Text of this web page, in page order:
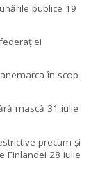
publice 19
în scop
mască 31 iulie
precum și
Finlandei 28 iulie